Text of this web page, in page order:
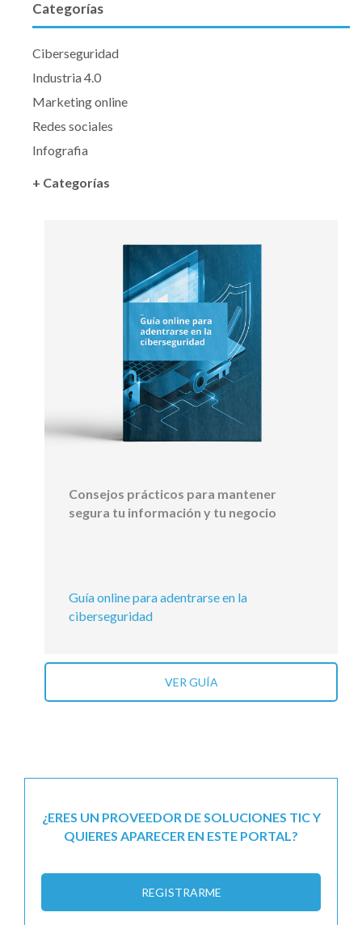
Categorías
Ciberseguridad
Industria 4.0
Marketing online
Redes sociales
Infografia
+ Categorías
Consejos prácticos para mantener
segura tu información y tu negocio
Guía online para adentrarse en la
ciberseguridad
VER GUÍA
¿ERES UN PROVEEDOR DE SOLUCIONES TIC Y
QUIERES APARECER EN ESTE PORTAL?
REGISTRARME